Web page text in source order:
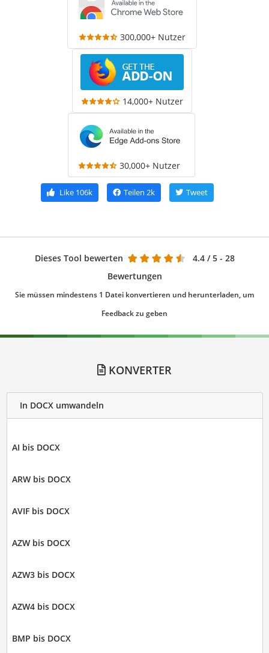
300,000+ Nutzer
14,000+ Nutzer
30,000+ Nutzer
Like 106k Teilen 2k Tweet
Dieses Tool bewerten 4.4 / 5 - 28
Bewertungen
Sie müssen mindestens 1 Datei konvertieren und herunterladen, um
Feedback zu geben
KONVERTER
In DOCX umwandeln
AI bis DOCX
ARW bis DOCX
AVIF bis DOCX
AZW bis DOCX
AZW3 bis DOCX
AZW4 bis DOCX
BMP bis DOCX